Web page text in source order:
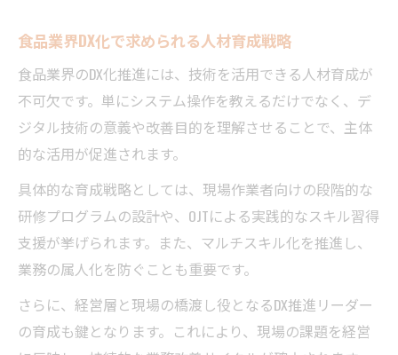
食品業界DX化で求められる人材育成戦略
食品業界のDX化推進には、技術を活用できる人材育成が
不可欠です。単にシステム操作を教えるだけでなく、デ
ジタル技術の意義や改善目的を理解させることで、主体
的な活用が促進されます。
具体的な育成戦略としては、現場作業者向けの段階的な
研修プログラムの設計や、OJTによる実践的なスキル習得
支援が挙げられます。また、マルチスキル化を推進し、
業務の属人化を防ぐことも重要です。
さらに、経営層と現場の橋渡し役となるDX推進リーダー
の育成も鍵となります。これにより、現場の課題を経営